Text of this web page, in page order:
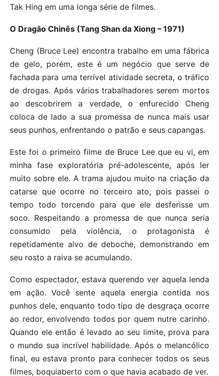
Tak Hing em uma longa série de filmes.
O Dragão Chinês (Tang Shan da Xiong – 1971)
Cheng (Bruce Lee) encontra trabalho em uma fábrica
de gelo, porém, este é um negócio que serve de
fachada para uma terrível atividade secreta, o tráfico
de drogas. Após vários trabalhadores serem mortos
ao descobrirem a verdade, o enfurecido Cheng
coloca de lado a sua promessa de nunca mais usar
seus punhos, enfrentando o patrão e seus capangas.
Este foi o primeiro filme de Bruce Lee que eu vi, em
minha fase exploratória pré-adolescente, após ler
muito sobre ele. A trama ajudou muito na criação da
catarse que ocorre no terceiro ato, pois passei o
tempo todo torcendo para que ele desferisse um
soco. Respeitando a promessa de que nunca seria
consumido pela violência, o protagonista é
repetidamente alvo de deboche, demonstrando em
seu rosto a raiva se acumulando.
Como espectador, estava querendo ver aquela lenda
em ação. Você sente aquela energia contida nos
punhos dele, enquanto todo tipo de desgraça ocorre
ao redor, envolvendo todos por quem nutre carinho.
Quando ele então é levado ao seu limite, prova para
o mundo sua incrível habilidade. Após o melancólico
final, eu estava pronto para conhecer todos os seus
filmes, boquiaberto com o que havia acabado de ver.